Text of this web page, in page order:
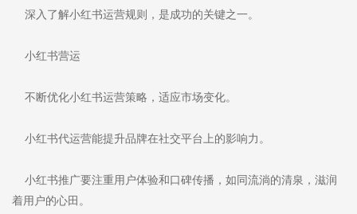
深入了解小红书运营规则，是成功的关键之一。
小红书营运
不断优化小红书运营策略，适应市场变化。
小红书代运营能提升品牌在社交平台上的影响力。
小红书推广要注重用户体验和口碑传播，如同流淌的清泉，滋润
着用户的心田。